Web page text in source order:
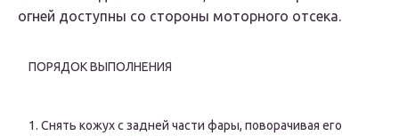
огней доступны со стороны моторного отсека.
ПОРЯДОК ВЫПОЛНЕНИЯ
1. Снять кожух с задней части фары, поворачивая его